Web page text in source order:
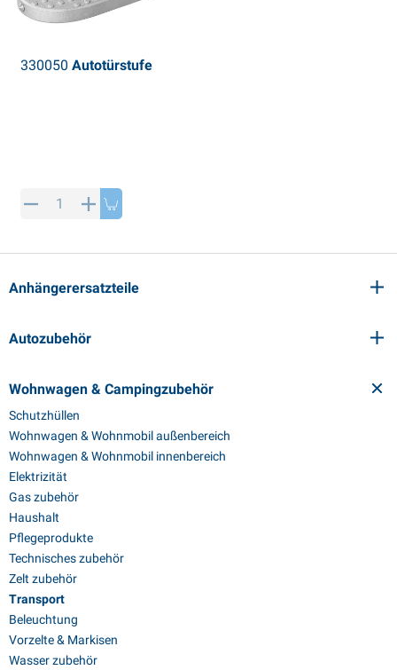
Anhängerersatzteile
Autozubehör
Wohnwagen & Campingzubehör
Schutzhüllen
Wohnwagen & Wohnmobil außenbereich
Wohnwagen & Wohnmobil innenbereich
Elektrizität
Gas zubehör
Haushalt
Pflegeprodukte
Technisches zubehör
Zelt zubehör
Transport
Beleuchtung
Vorzelte & Markisen
Wasser zubehör
330050 Autotürstufe